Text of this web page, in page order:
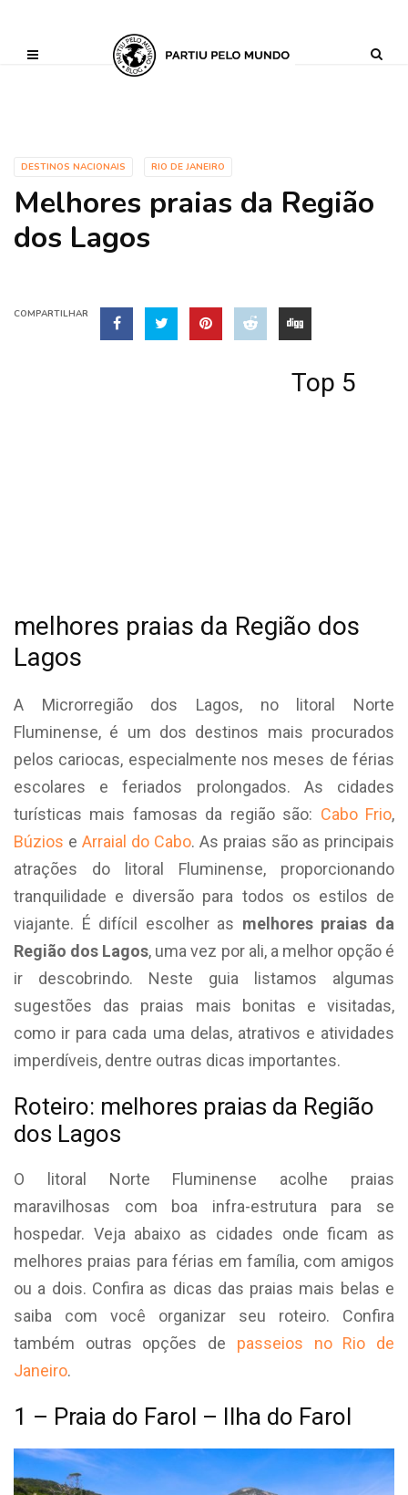
('AI_CONTENT_MARKER_NO_GET_SIDEBAR', true);
DESTINOS NACIONAIS RIO DE JANEIRO
Melhores praias da Região
dos Lagos
COMPARTILHAR
Top 5
melhores praias da Região dos
Lagos
A Microrregião dos Lagos, no litoral Norte
Fluminense, é um dos destinos mais procurados
pelos cariocas, especialmente nos meses de férias
escolares e feriados prolongados. As cidades
turísticas mais famosas da região são: Cabo Frio,
Búzios e Arraial do Cabo. As praias são as principais
atrações do litoral Fluminense, proporcionando
tranquilidade e diversão para todos os estilos de
viajante. É difícil escolher as melhores praias da
Região dos Lagos, uma vez por ali, a melhor opção é
ir descobrindo. Neste guia listamos algumas
sugestões das praias mais bonitas e visitadas,
como ir para cada uma delas, atrativos e atividades
imperdíveis, dentre outras dicas importantes.
Roteiro: melhores praias da Região
dos Lagos
O litoral Norte Fluminense acolhe praias
maravilhosas com boa infra-estrutura para se
hospedar. Veja abaixo as cidades onde ficam as
melhores praias para férias em família, com amigos
ou a dois. Confira as dicas das praias mais belas e
saiba com você organizar seu roteiro. Confira
também outras opções de passeios no Rio de
Janeiro.
1 – Praia do Farol – Ilha do Farol